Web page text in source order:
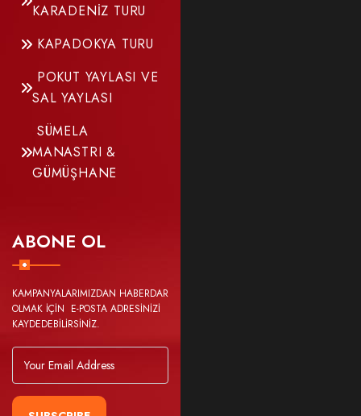
KARADENİZ TURU
KAPADOKYA TURU
POKUT YAYLASI VE
SAL YAYLASI
SÜMELA
MANASTRI &
GÜMÜŞHANE
ABONE OL
KAMPANYALARIMIZDAN HABERDAR
OLMAK İÇİN E-POSTA ADRESİNİZİ
KAYDEDEBİLİRSİNİZ.